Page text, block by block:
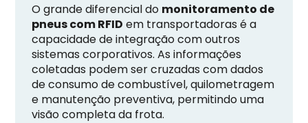
O grande diferencial do monitoramento de
pneus com RFID em transportadoras é a
capacidade de integração com outros
sistemas corporativos. As informações
coletadas podem ser cruzadas com dados
de consumo de combustível, quilometragem
e manutenção preventiva, permitindo uma
visão completa da frota.